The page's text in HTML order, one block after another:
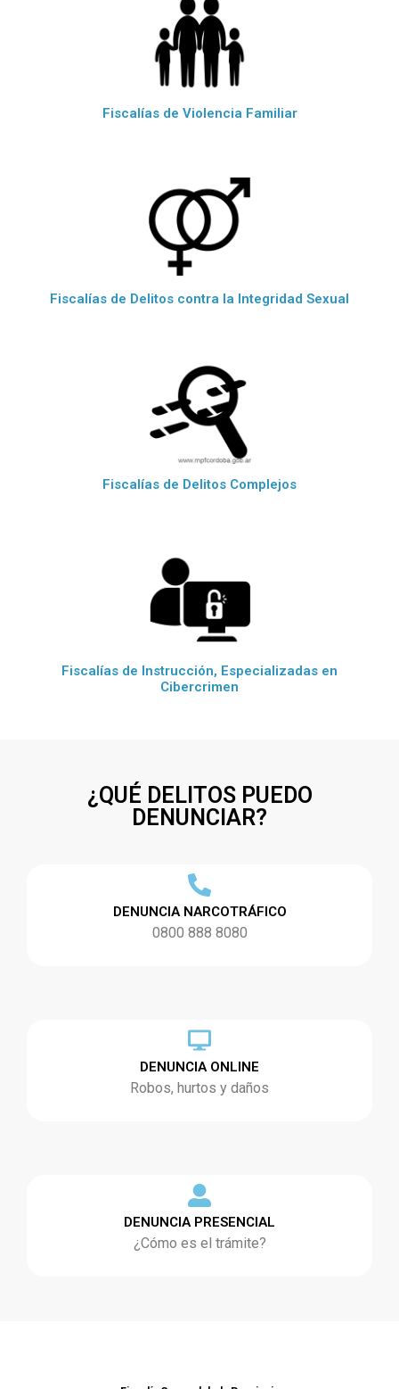
Fiscalías de Violencia Familiar
Fiscalías de Delitos contra la Integridad Sexual
Fiscalías de Delitos Complejos
Fiscalías de Instrucción, Especializadas en
Cibercrimen
¿QUÉ DELITOS PUEDO
DENUNCIAR?
DENUNCIA NARCOTRÁFICO
0800 888 8080
DENUNCIA ONLINE
Robos, hurtos y daños
DENUNCIA PRESENCIAL
¿Cómo es el trámite?